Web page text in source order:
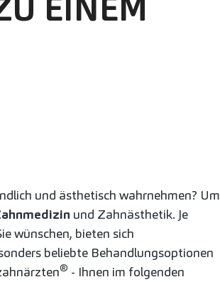
und ästhetisch wahrnehmen? Um
und Zahnästhetik. Je
wünschen, bieten sich
beliebte Behandlungsoptionen
® - Ihnen im folgenden